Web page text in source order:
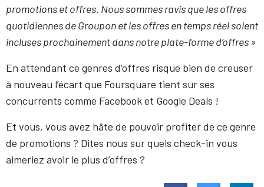
promotions et offres. Nous sommes ravis que les offres
quotidiennes de Groupon et les offres en temps réel soient
incluses prochainement dans notre plate-forme d’offres »
En attendant ce genres d’offres risque bien de creuser
à nouveau l’écart que Foursquare tient sur ses
concurrents comme Facebook et Google Deals !
Et vous, vous avez hâte de pouvoir profiter de ce genre
de promotions ? Dites nous sur quels check-in vous
aimeriez avoir le plus d’offres ?